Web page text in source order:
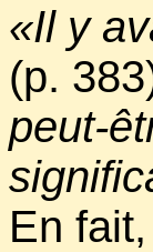
«Il y
(p.
peut-
En fait,